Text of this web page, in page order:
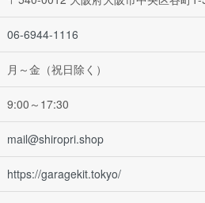
06-6944-1116
月～金（祝日除く）
9:00～17:30
mail@shiropri.shop
https://garagekit.tokyo/